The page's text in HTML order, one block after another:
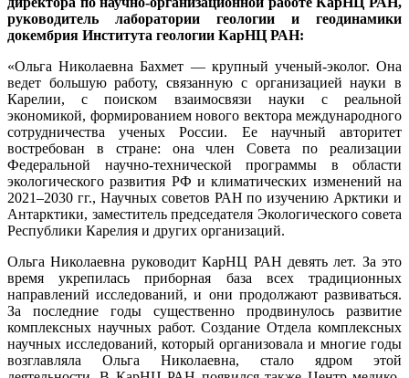
руководитель лаборатории геологии и геодинамики
докембрия Института геологии КарНЦ РАН:
«Ольга Николаевна Бахмет ― крупный ученый-эколог. Она
ведет большую работу, связанную с организацией науки в
Карелии, с поиском взаимосвязи науки с реальной
экономикой, формированием нового вектора международного
сотрудничества ученых России. Ее научный авторитет
востребован в стране: она член Совета по реализации
Федеральной научно-технической программы в области
экологического развития РФ и климатических изменений на
2021–2030 гг., Научных советов РАН по изучению Арктики и
Антарктики, заместитель председателя Экологического совета
Республики Карелия и других организаций.
Ольга Николаевна руководит КарНЦ РАН девять лет. За это
время укрепилась приборная база всех традиционных
направлений исследований, и они продолжают развиваться.
За последние годы существенно продвинулось развитие
комплексных научных работ. Создание Отдела комплексных
научных исследований, который организовала и многие годы
возглавляла Ольга Николаевна, стало ядром этой